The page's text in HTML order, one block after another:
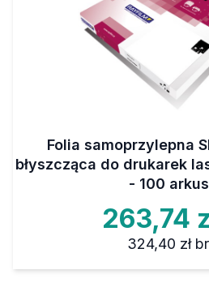
Folia samoprzylepna
błyszcząca do drukarek
- 100
263,74
324,40 zł